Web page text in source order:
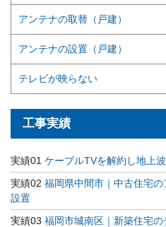
アンテナの取替（戸建）
アンテナの設置（戸建）
テレビが映らない
工事実績
実績01 ケーブルTVを解約し地上
実績02 福岡県中間市｜中古住宅
設置
実績03 福岡市城南区｜新築住宅